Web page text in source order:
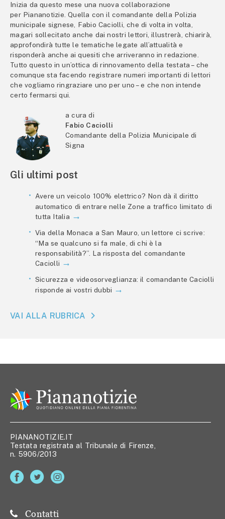
Inizia da questo mese una nuova collaborazione
per Piananotizie. Quella con il comandante della Polizia
municipale signese, Fabio Caciolli, che di volta in volta,
magari sollecitato anche dai nostri lettori, illustrerà, chiarirà,
approfondirà tutte le tematiche legate all’attualità e
risponderà anche ai quesiti che arriveranno in redazione.
Tutto questo in un’ottica di rinnovamento della testata – che
comunque sta facendo registrare numeri importanti di lettori
che vogliamo ringraziare uno per uno – e che non intende
certo fermarsi qui.
a cura di
Fabio Caciolli
Comandante della Polizia Municipale di
Signa
Gli ultimi post
Avere un veicolo 100% elettrico? Non dà il diritto
automatico di entrare nelle Zone a traffico limitato di
tutta Italia
Via della Monaca a San Mauro, un lettore ci scrive:
“Ma se qualcuno si fa male, di chi è la
responsabilità?”. La risposta del comandante
Caciolli
Sicurezza e videosorveglianza: il comandante Caciolli
risponde ai vostri dubbi
VAI ALLA RUBRICA
PIANANOTIZIE.IT
Testata registrata al Tribunale di Firenze,
n. 5906/2013
Contatti